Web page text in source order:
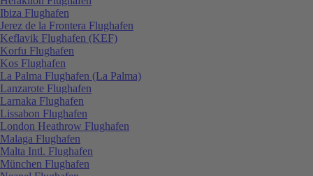
Ibiza Flughafen
Jerez de la Frontera Flughafen
Keflavik Flughafen (KEF)
Korfu Flughafen
Kos Flughafen
La Palma Flughafen (La Palma)
Lanzarote Flughafen
Larnaka Flughafen
Lissabon Flughafen
London Heathrow Flughafen
Malaga Flughafen
Malta Intl. Flughafen
München Flughafen